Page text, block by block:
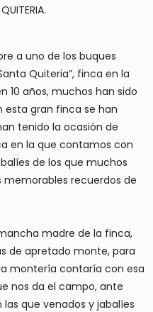
a uno de los buques
Quiteria”, finca en la
10 años, muchos han sido
esta gran finca se han
tenido la ocasión de
en la que contamos con
de los que muchos
recuerdos de
madre de la finca,
de apretado monte, para
montería contaría con esa
nos da el campo, ante
que venados y jabalíes